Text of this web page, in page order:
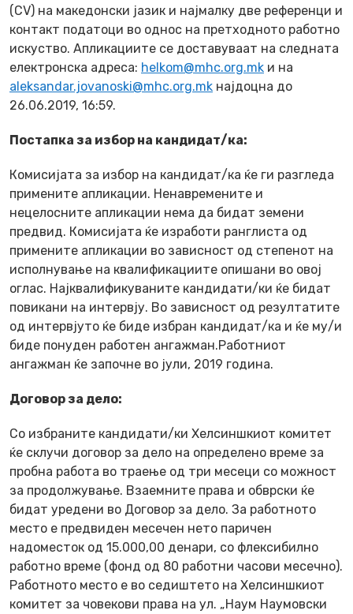
(CV) на македонски јазик и најмалку две референци и
контакт податоци во однос на претходното работно
искуство. Апликациите се доставуваат на следната
електронска адреса: helkom@mhc.org.mk и на
aleksandar.jovanoski@mhc.org.mk најдоцна до
26.06.2019, 16:59.
Постапка за избор на кандидат/ка:
Комисијата за избор на кандидат/ка ќе ги разгледа
примените апликации. Ненавремените и
нецелосните апликации нема да бидат земени
предвид. Комисијата ќе изработи ранглиста од
примените апликации во зависност од степенот на
исполнување на квалификациите опишани во овој
оглас. Најквалификуваните кандидати/ки ќе бидат
повикани на интервју. Во зависност од резултатите
од интервјуто ќе биде избран кандидат/ка и ќе му/и
биде понуден работен ангажман.Работниот
ангажман ќе започне во јули, 2019 година.
Договор за дело:
Со избраните кандидати/ки Хелсиншкиот комитет
ќе склучи договор за дело на определено време за
пробна работа во траење од три месеци со можност
за продолжување. Взаемните права и обврски ќе
бидат уредени во Договор за дело. За работното
место е предвиден месечен нето паричен
надоместок од 15.000,00 денари, со флексибилно
работно време (фонд од 80 работни часови месечно).
Работното место е во седиштето на Хелсиншкиот
комитет за човекови права на ул. „Наум Наумовски